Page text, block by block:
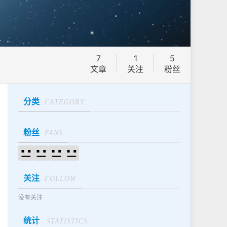
5
粉丝
1
关注
7
文章
分类 CATEGORY
粉丝 FANS
关注 FOLLOW
没有关注
统计 STATISTICS